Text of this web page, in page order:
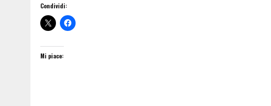
Condividi:
Mi piace: